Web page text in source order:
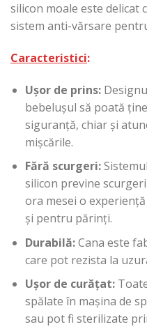
silicon moale este delicat
sistem anti-vărsare
Caracteristici:
Ușor de prins:
bebelușul să poată
siguranță, chiar și
mișcările.
Fără scurgeri:
silicon previne
ora mesei o
și pentru părinți.
Durabilă:Cana este
care pot rezista la
Ușor de curățat:
spălate în mașina de
sau pot fi sterilizate